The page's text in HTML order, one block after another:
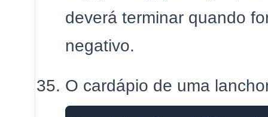
deverá terminar quando
negativo.
O cardápio de uma